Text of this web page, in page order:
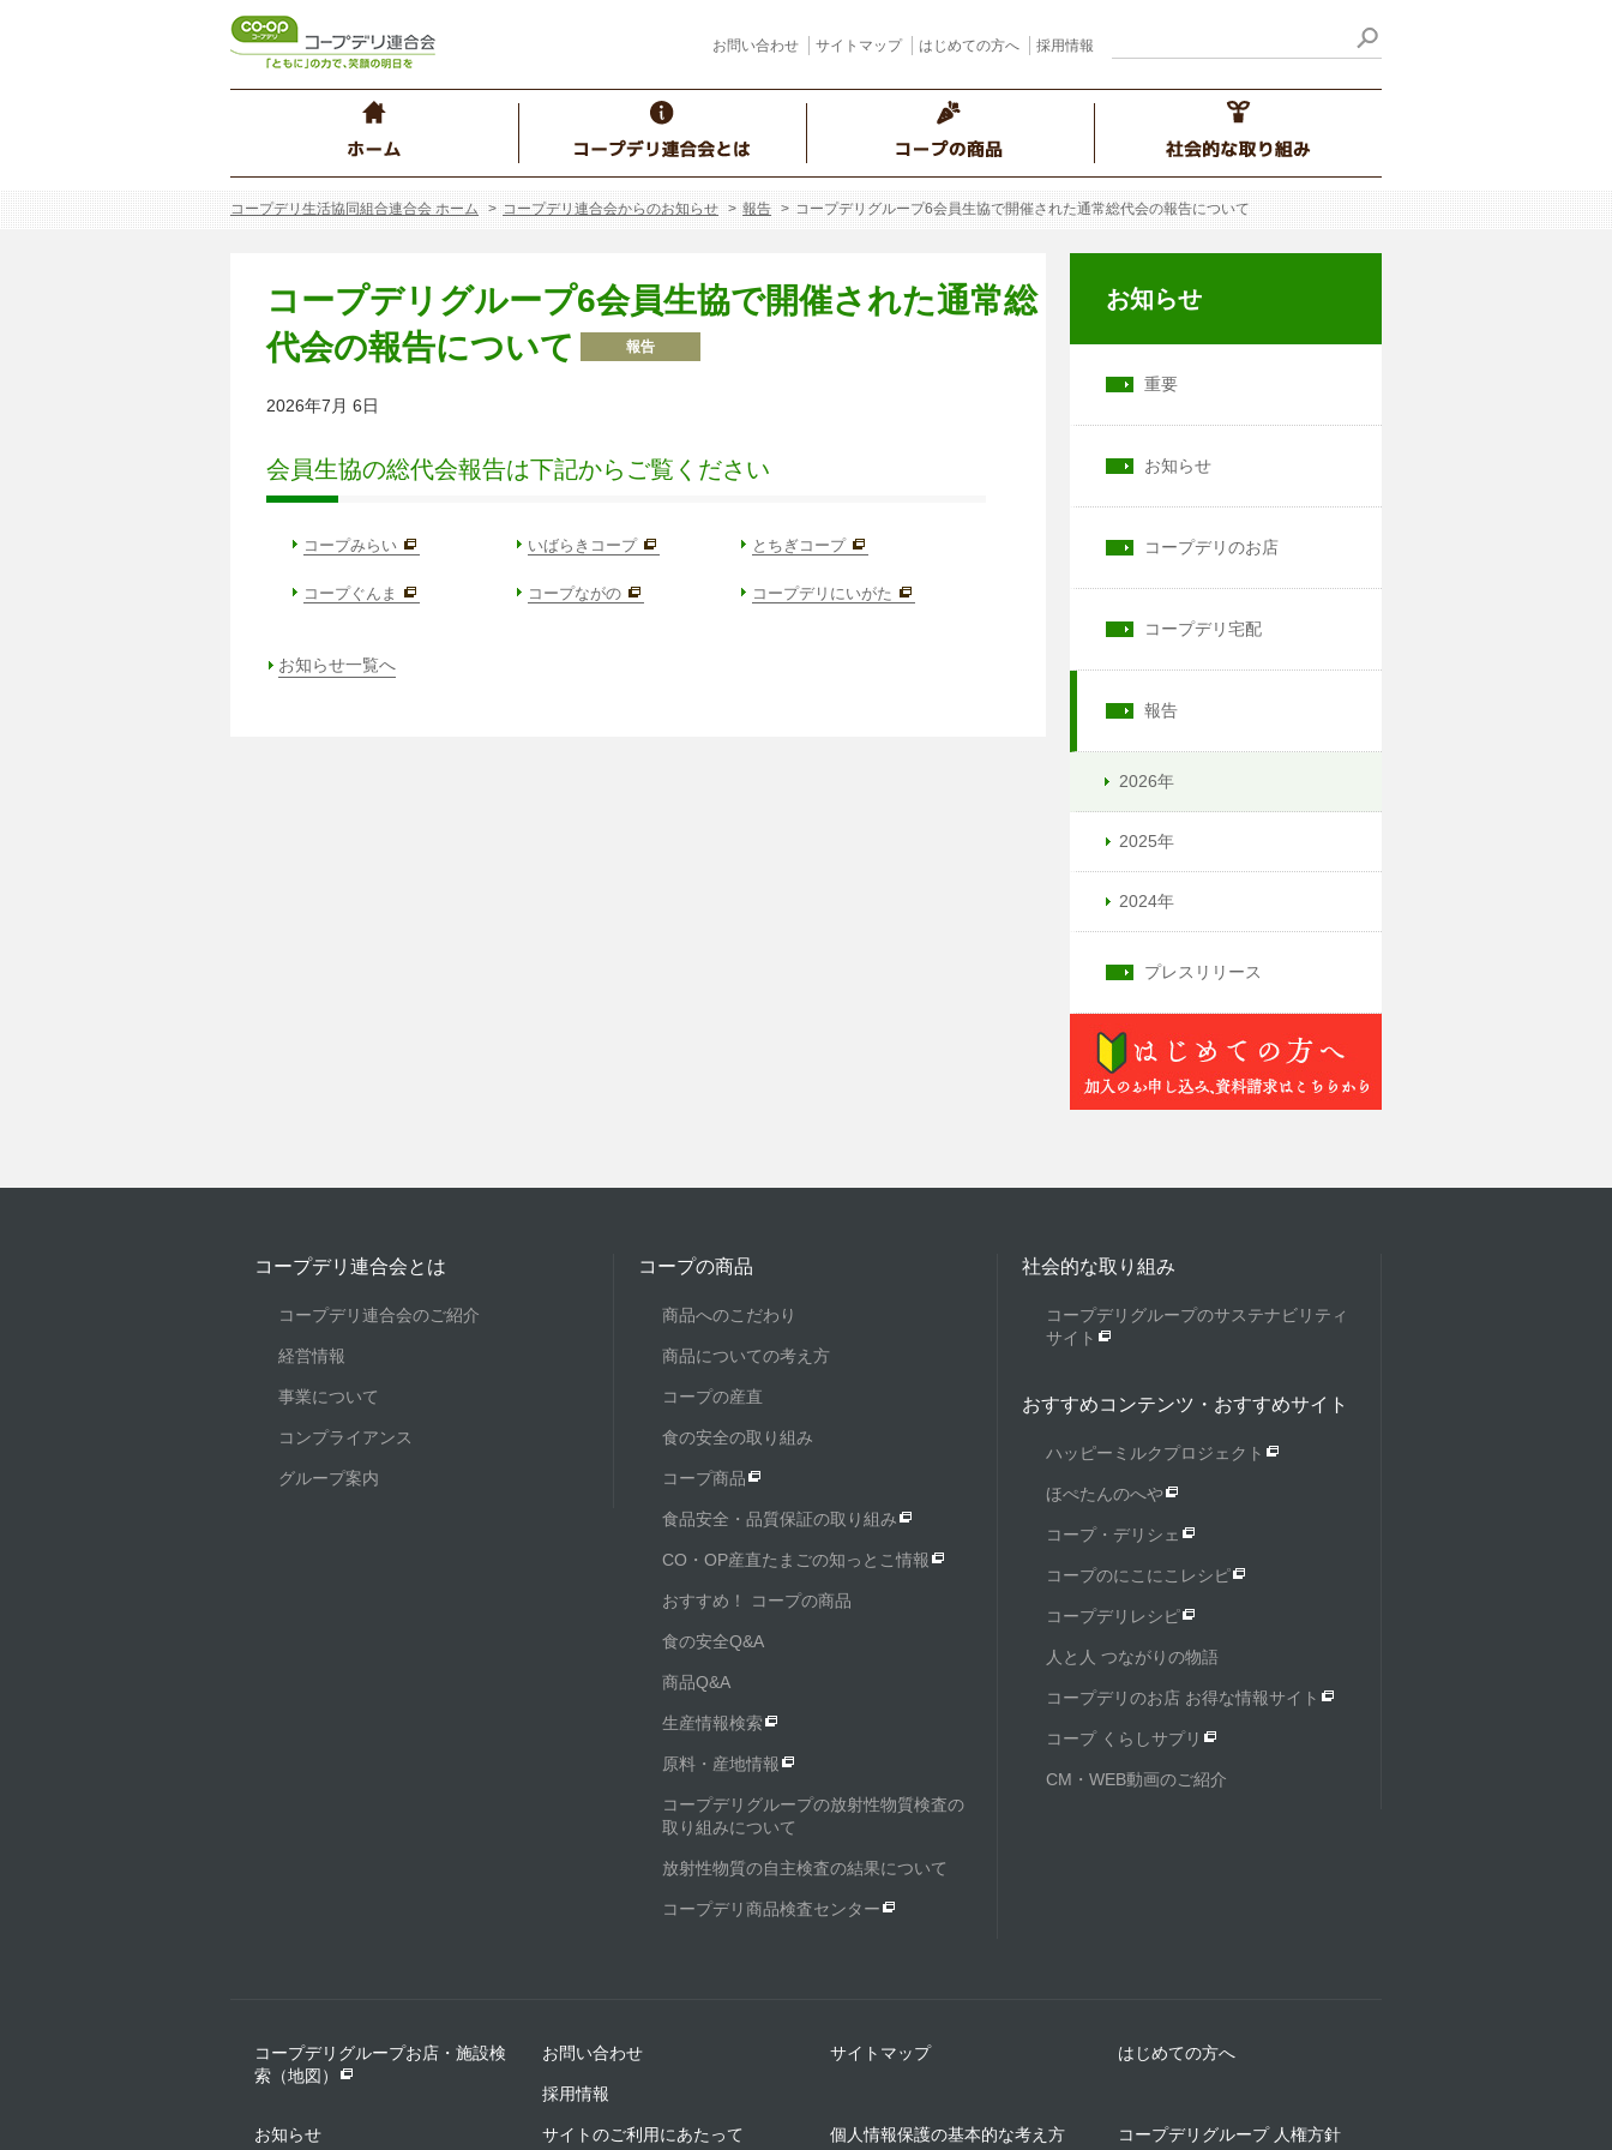
お問い合わせ サイトマップ はじめての方へ 採用情報
コープデリ生活協同組合連合会 ホーム コープデリ連合会からのお知らせ 報告 コープデリグループ6会員生協で開催された通常総代会の報告について
コープデリグループ6会員生協で開催された通常総
代会の報告について
報告
2026年7月 6日
会員生協の総代会報告は下記から ご覧ください
コープみらい いばらきコープ とちぎコープ
コープぐんま コープながの コープデリにいがた
お知らせ一覧へ
お知らせ
重要
お知らせ
コープデリのお店
コープデリ宅配
報告
2026年
2025年
2024年
プレスリリース
コープデリ連合会とは
コープデリ連合会のご紹介
経営情報
事業について
コンプライアンス
グループ案内
コープの商品
商品へのこだわり
商品についての考え方
コープの産直
食の安全の取り組み
コープ商品
食品安全・品質保証の取り組み
CO・OP産直たまごの知っとこ情報
おすすめ！ コープの商品
食の安全Q&A
商品Q&A
生産情報検索
原料・産地情報
コープデリグループの放射性物質検査の
取り組みについて
放射性物質の自主検査の結果について
コープデリ商品検査センター
社会的な取り組み
コープデリグループのサステナビリティ
サイト
おすすめコンテンツ・おすすめサイト
ハッピーミルクプロジェクト
ほぺたんのへや
コープ・デリシェ
コープのにこにこレシピ
コープデリレシピ
人と人 つながりの物語
コープデリのお店 お得な情報サイト
コープ くらしサプリ
CM・WEB動画のご紹介
コープデリグループお店・施設検
索（地図）
お問い合わせ サイトマップ はじめての方へ
採用情報
お知らせ サイトのご利用にあたって 個人情報保護の基本的な考え方 コープデリグループ 人権方針